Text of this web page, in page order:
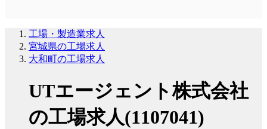
工場・製造業求人
宮城県の工場求人
大和町の工場求人
UTエージェント株式会社
の工場求人(1107041)